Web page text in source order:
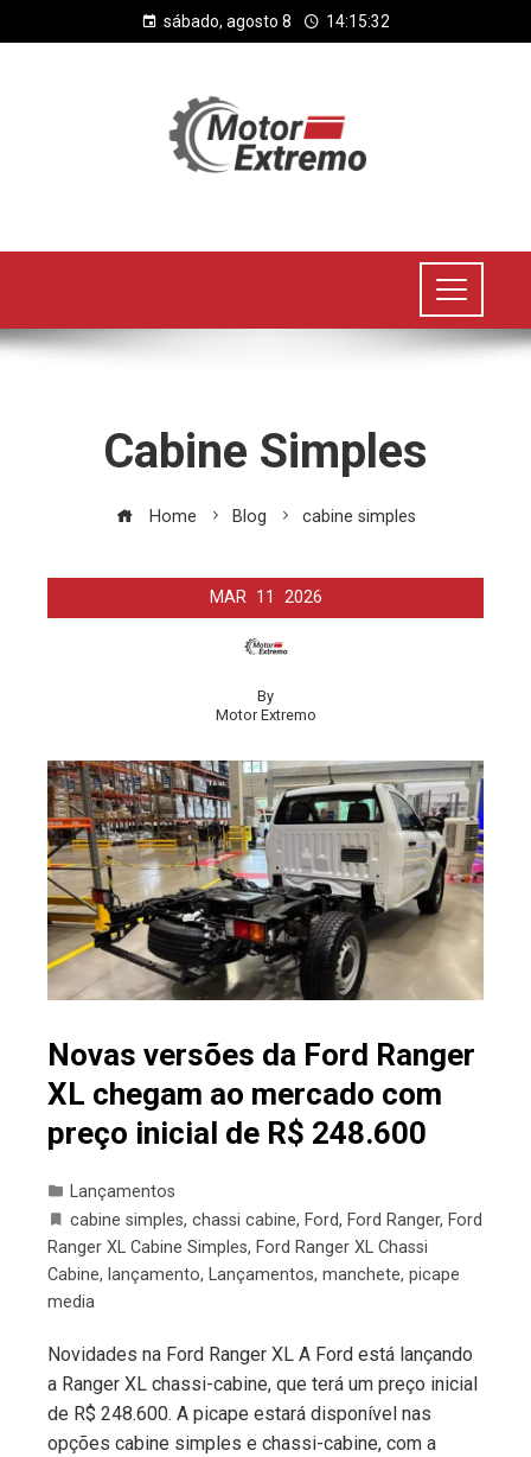
sábado, agosto 8 14:15:33
Cabine Simples
Home Blog cabine simples
MAR 11 2026
By
Motor Extremo
Novas versões da Ford Ranger
XL chegam ao mercado com
preço inicial de R$ 248.600
Lançamentos
cabine simples, chassi cabine, Ford, Ford Ranger, Ford
Ranger XL Cabine Simples, Ford Ranger XL Chassi
Cabine, lançamento, Lançamentos, manchete, picape
media
Novidades na Ford Ranger XL A Ford está lançando
a Ranger XL chassi-cabine, que terá um preço inicial
de R$ 248.600. A picape estará disponível nas
opções cabine simples e chassi-cabine, com a